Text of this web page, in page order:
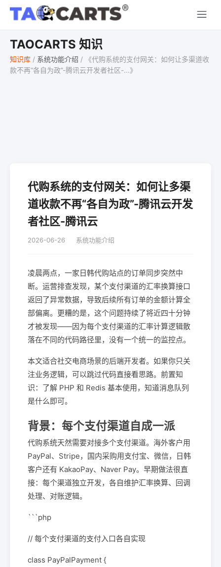
TAOCARTS 知识
知识库 / 系统功能介绍 /
《代购系统的支付网关：如何让多渠道收
款不再“各自为政”-腾讯云开发者社区-...》
代购系统的支付网关：如何让多渠
道收款不再“各自为政”-腾讯云开发
者社区-腾讯云
2026-06-26 系统功能介绍
凌晨两点，一家日韩代购站点的订单同步突然中
断。运营排查发现，某个支付渠道的汇率换算接口
返回了异常数据，导致后续所有订单的金额计算全
部偏离。更糟的是，这个问题持续了将近四十分钟
才被发现——因为每个支付渠道的汇率计算逻辑散
落在不同的代码路径里，没有一个统一的监控点。
本文适合社交电商场景的后端开发者。如果你只关
注业务逻辑，可以跳过代码直接看思路。前置知
识：了解 PHP 和 Redis 基本使用，知道消息队列
是什么即可。
背景：每个支付渠道自成一派
代购系统天然需要对接多个支付渠道。海外客户用
PayPal、Stripe，国内采购用支付宝、微信，日韩
客户还有 KakaoPay、Naver Pay。早期做法很直
接：每个渠道独立开发，各自维护汇率换算、回调
处理、对账逻辑。
```php
// 每个支付渠道的支付入口各自实现
class PayPalPayment {